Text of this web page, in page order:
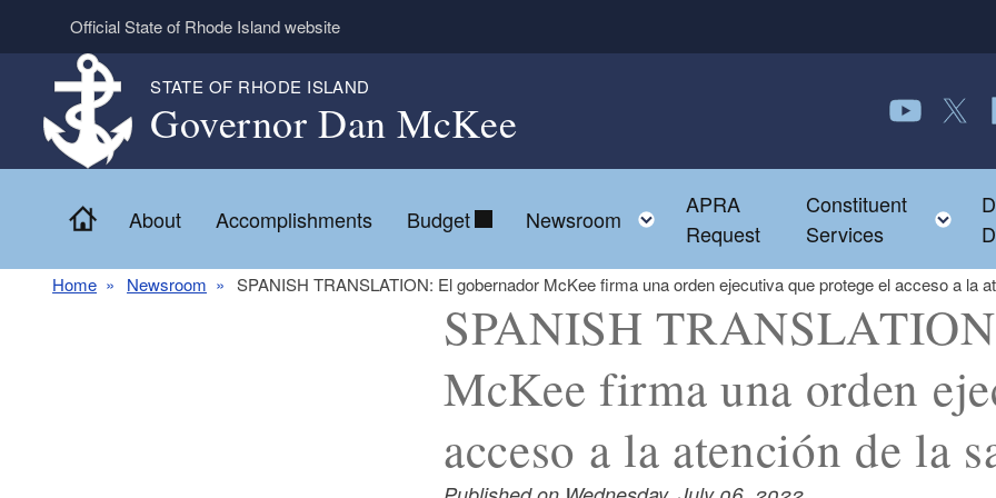
Skip to main content
Official State of Rhode Island website
STATE OF RHODE ISLAND
Governor Dan McKee
Home
About Accomplishments Budget Newsroom Toggle child menu
APRA
Request
Constituent
Services
Home Newsroom SPANISH TRANSLATION: El gobernador McKee firma una orden ejecutiva que protege el acceso a la
SPANISH
McKee firma una orden
acceso a la atención de la